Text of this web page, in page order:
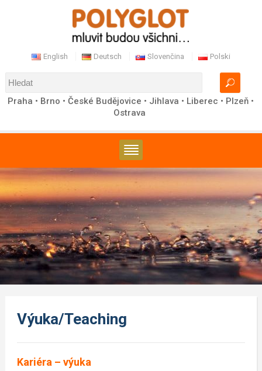
English Deutsch Slovenčina Polski
Praha • Brno • České Budějovice • Jihlava • Liberec • Plzeň •
Ostrava
Výuka/Teaching
Kariéra – výuka